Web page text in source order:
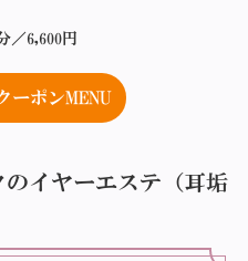
／6,600円
ポンMENU
イヤーエステ（耳垢